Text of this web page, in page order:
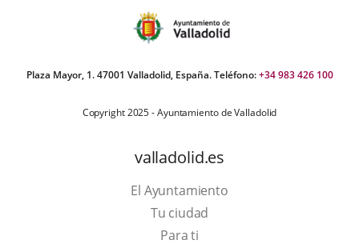
Plaza Mayor, 1. 47001 Valladolid, España. Teléfono:+34 983 426 100
Copyright 2025 - Ayuntamiento de Valladolid
valladolid.es
El Ayuntamiento
Tu ciudad
Para ti